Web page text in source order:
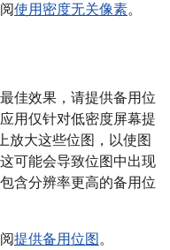
使用密度无关像素。
佳效果，请提供备用位
用仅针对低密度屏幕提
放大这些位图，以使图
可能会导致位图中出现
含分辨率更高的备用位
提供备用位图。